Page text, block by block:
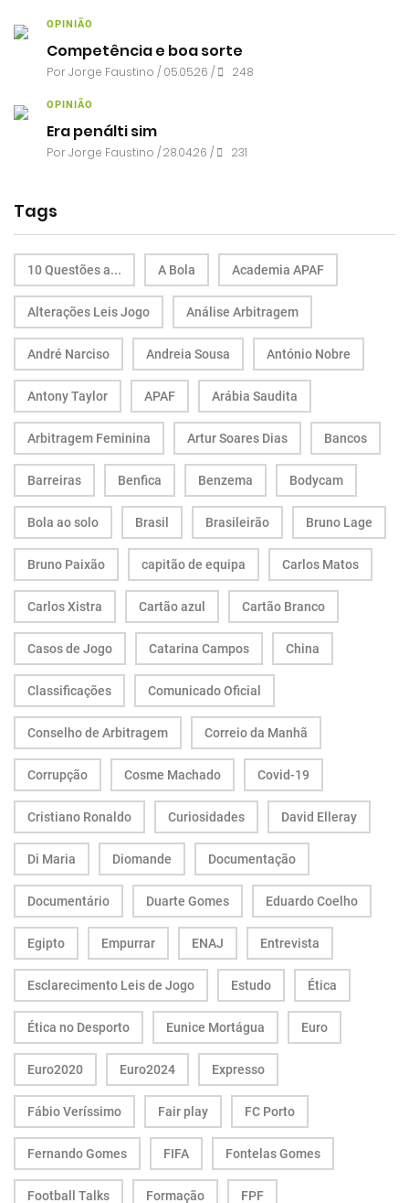
OPINIÃO
Competência e boa sorte
PorJorge Faustino / 05.05.26 / 248
OPINIÃO
Era penálti sim
PorJorge Faustino / 28.04.26 / 231
Tags
10 Questões a... A Bola Academia APAF
Alterações Leis Jogo Análise Arbitragem
André Narciso Andreia Sousa António Nobre
Antony Taylor APAF Arábia Saudita
Arbitragem Feminina Artur Soares Dias Bancos
Barreiras Benfica Benzema Bodycam
Bola ao solo Brasil Brasileirão Bruno Lage
Bruno Paixão capitão de equipa Carlos Matos
Carlos Xistra Cartão azul Cartão Branco
Casos de Jogo Catarina Campos China
Classificações Comunicado Oficial
Conselho de Arbitragem Correio da Manhã
Corrupção Cosme Machado Covid-19
Cristiano Ronaldo Curiosidades David Elleray
Di Maria Diomande Documentação
Documentário Duarte Gomes Eduardo Coelho
Egipto Empurrar ENAJ Entrevista
Esclarecimento Leis de Jogo Estudo Ética
Ética no Desporto Eunice Mortágua Euro
Euro2020 Euro2024 Expresso
Fábio Veríssimo Fair play FC Porto
Fernando Gomes FIFA Fontelas Gomes
Football Talks Formação FPF